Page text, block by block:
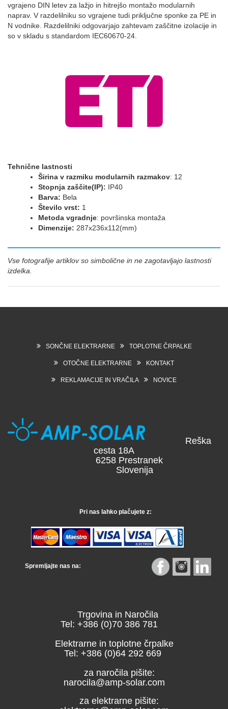
vgrajeno DIN letev za lažjo in hitrejšo montažo modularnih
naprav. V razdelilniku so vgrajene tudi priključne sponke za PE in
N vodnike. Razdelilniki odgovarjajo zahtevam zaščitne izolacije in
so v skladu s standardom IEC60670-24.
Tehnične lastnosti
Širina v razmiku modularnih razmakov: 12
Stopnja zaščite(IP): IP40
Barva: Bela
Število vrst: 1
Metoda vgradnje: površinska montaža
Dimenzije: 287x236x112(mm)
Vse fotografije artiklov so simbolične in ne zagotavljajo lastnosti
izdelka.
SONČNE ELEKTRARNE TOPLOTNE ČRPALKE
OTOČNE ELEKTRARNE KONTAKT
REKLAMACIJE IN VRAČILA NOVICE
Reška
cesta 18A
6258 Prestranek
Slovenija
Pri nas lahko plačujete z:
Spremljajte nas na:
Trgovina in Naročila
Tel: +386 (0)70 386 781
Elektrarne in toplotne črpalke
Tel: +386 (0)64 292 669
za naročila pišite:
narocila@amp-solar.com
za elektrarne pišite: